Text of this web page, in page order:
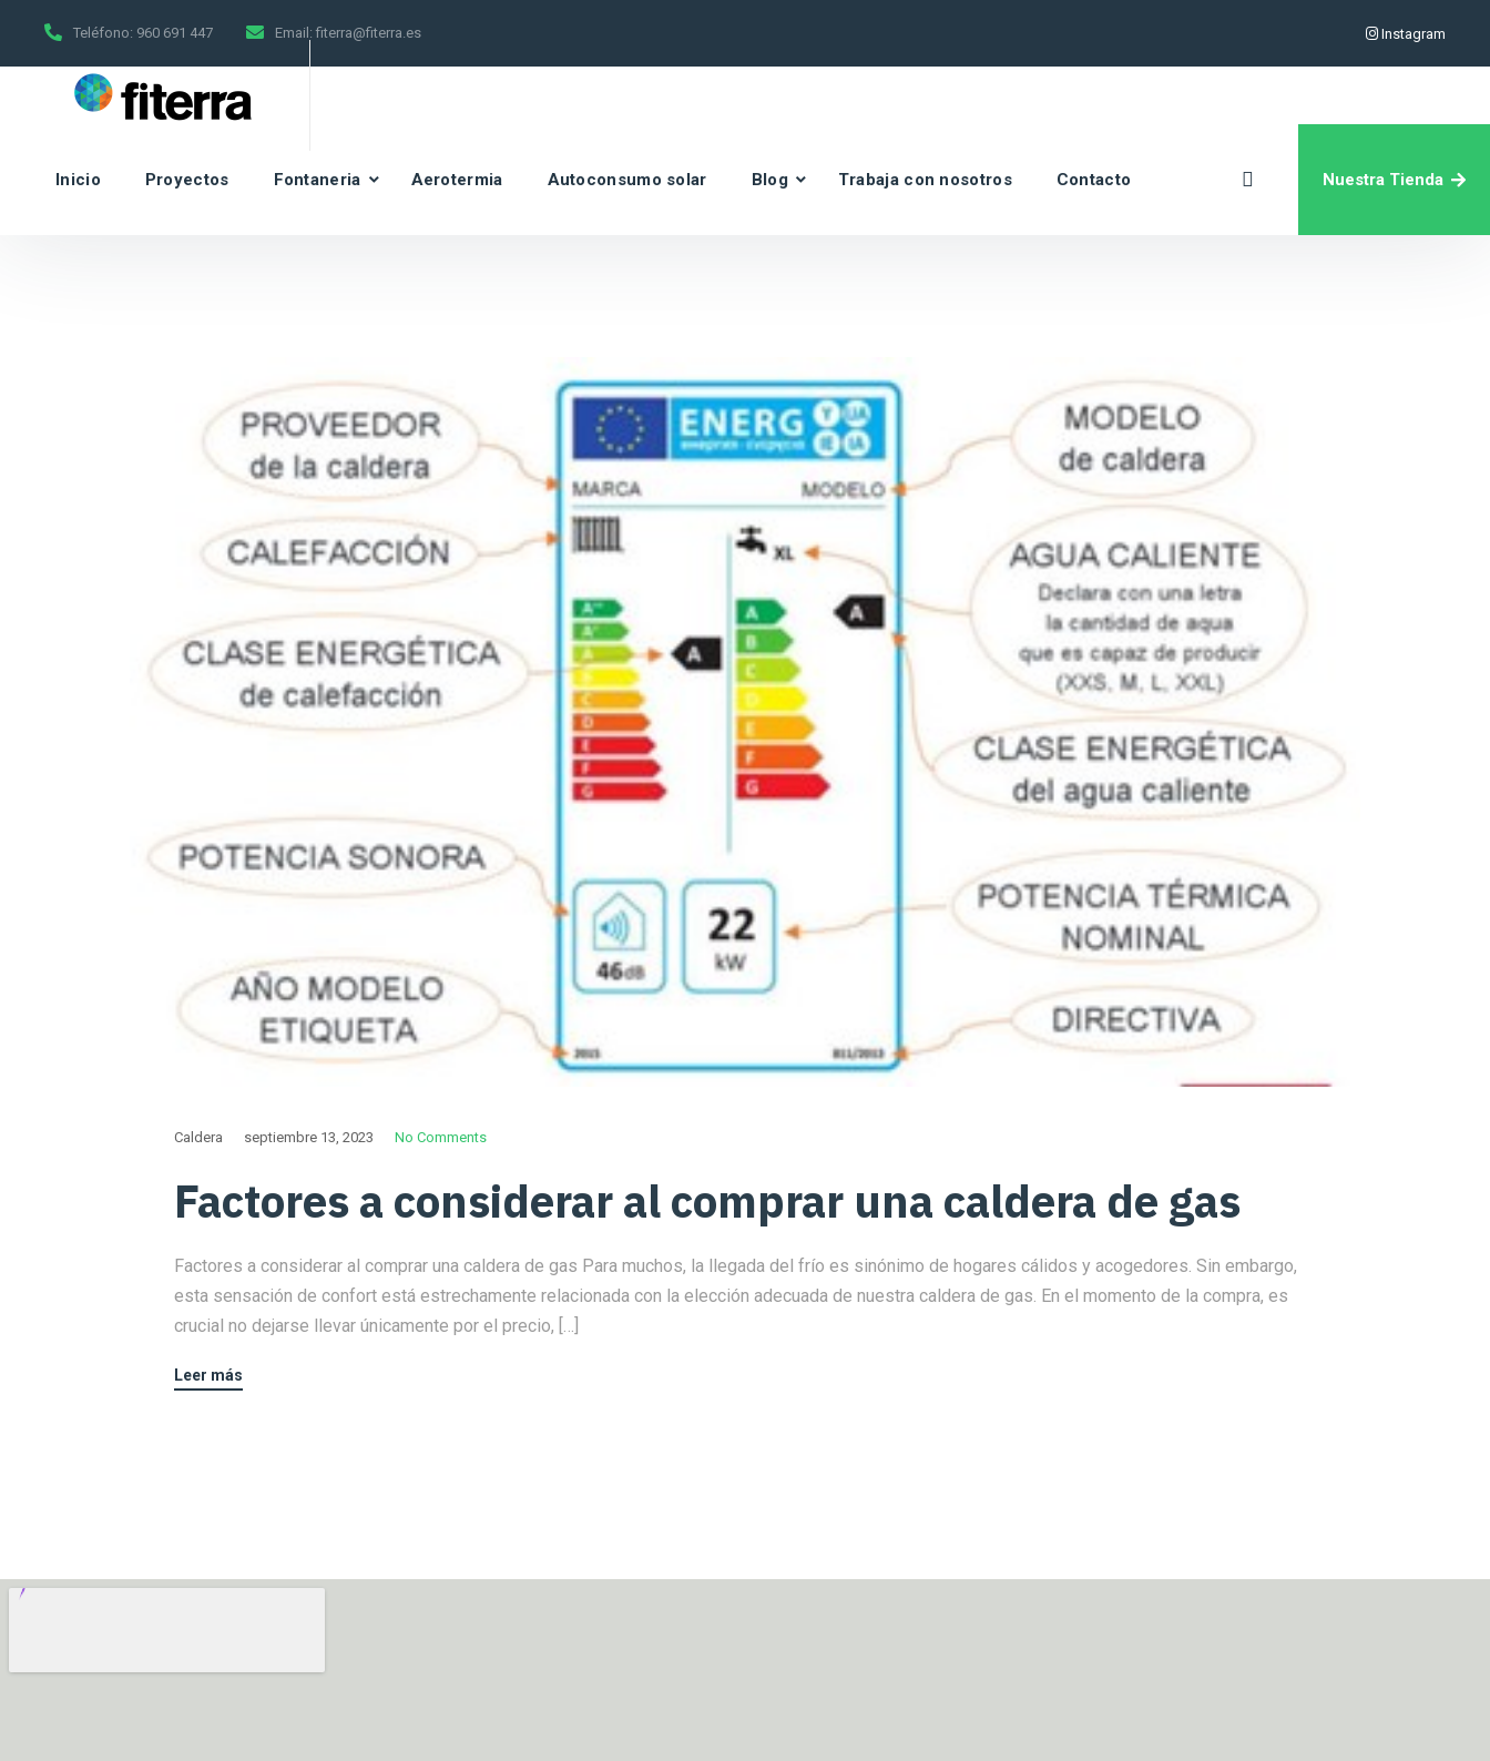
Teléfono: 960 691 447 Email: fiterra@fiterra.es Instagram
Inicio Proyectos Fontaneria Aerotermia Autoconsumo solar Blog Trabaja con nosotros Contacto Nuestra Tienda
Caldera septiembre 13, 2023 No Comments
Factores a considerar al comprar una caldera de gas
Factores a considerar al comprar una caldera de gas Para muchos, la llegada del frío es sinónimo de hogares cálidos y acogedores. Sin embargo,
esta sensación de confort está estrechamente relacionada con la elección adecuada de nuestra caldera de gas. En el momento de la compra, es
crucial no dejarse llevar únicamente por el precio, […]
Leer más